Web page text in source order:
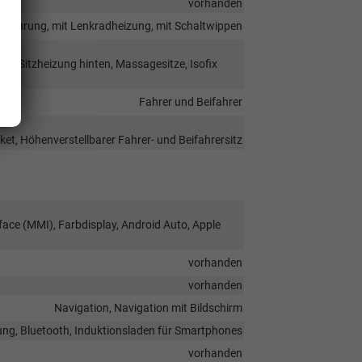
vorhanden
mit Lenkradheizung, mit Schaltwippen
Sitzheizung hinten, Massagesitze, Isofix
Fahrer und Beifahrer
Höhenverstellbarer Fahrer- und Beifahrersitz
(MMI), Farbdisplay, Android Auto, Apple
vorhanden
vorhanden
Navigation, Navigation mit Bildschirm
Bluetooth, Induktionsladen für Smartphones
vorhanden